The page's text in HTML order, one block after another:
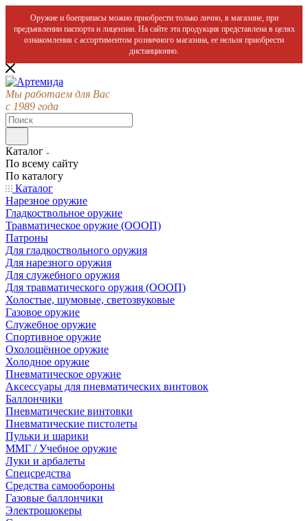
Оружие и боеприпасы можно приобрести только лично, в магазине, при
предъявлении паспорта и лицензии. На сайте эта продукция представлена в целях
ознакомления с ассортиментом розничного магазина, ее нельзя приобрести
дистанционно.
Мы работаем для Вас
с 1989 года
Каталог
По всему сайту
По каталогу
Каталог
Нарезное оружие
Гладкоствольное оружие
Травматическое оружие (ОООП)
Патроны
Для гладкоствольного оружия
Для нарезного оружия
Для служебного оружия
Для травматического оружия (ОООП)
Холостые, шумовые, светозвуковые
Газовое оружие
Служебное оружие
Спортивное оружие
Охолощённое оружие
Холодное оружие
Пневматическое оружие
Аксессуары для пневматических винтовок
Баллончики
Пневматические винтовки
Пневматические пистолеты
Пульки и шарики
ММГ / Учебное оружие
Луки и арбалеты
Спецсредства
Средства самообороны
Газовые баллончики
Электрошокеры